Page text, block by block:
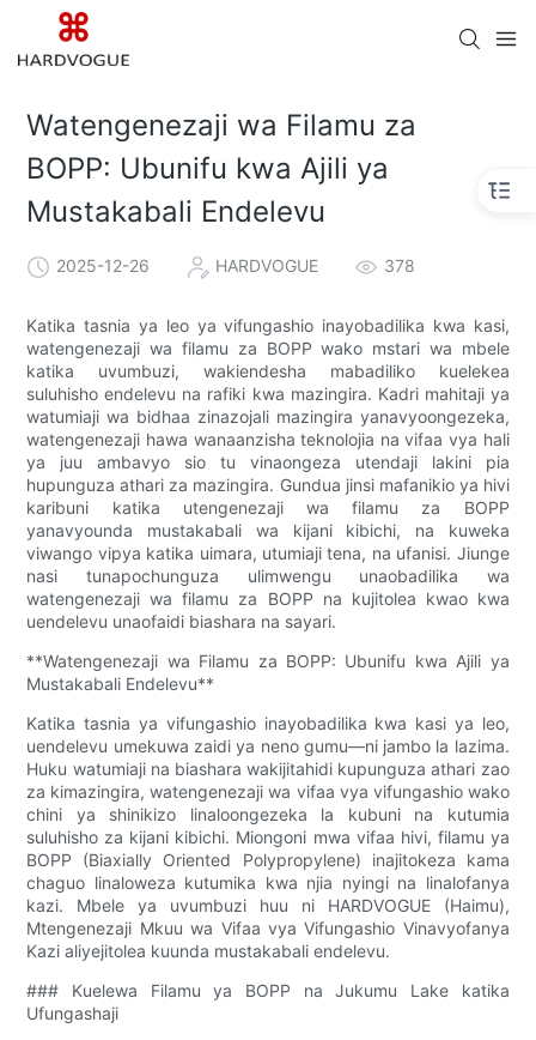
Watengenezaji wa Filamu za
BOPP: Ubunifu kwa Ajili ya
Mustakabali Endelevu
2025-12-26 HARDVOGUE 378
Katika tasnia ya leo ya vifungashio inayobadilika kwa kasi,
watengenezaji wa filamu za BOPP wako mstari wa mbele
katika uvumbuzi, wakiendesha mabadiliko kuelekea
suluhisho endelevu na rafiki kwa mazingira. Kadri mahitaji ya
watumiaji wa bidhaa zinazojali mazingira yanavyoongezeka,
watengenezaji hawa wanaanzisha teknolojia na vifaa vya hali
ya juu ambavyo sio tu vinaongeza utendaji lakini pia
hupunguza athari za mazingira. Gundua jinsi mafanikio ya hivi
karibuni katika utengenezaji wa filamu za BOPP
yanavyounda mustakabali wa kijani kibichi, na kuweka
viwango vipya katika uimara, utumiaji tena, na ufanisi. Jiunge
nasi tunapochunguza ulimwengu unaobadilika wa
watengenezaji wa filamu za BOPP na kujitolea kwao kwa
uendelevu unaofaidi biashara na sayari.
**Watengenezaji wa Filamu za BOPP: Ubunifu kwa Ajili ya
Mustakabali Endelevu**
Katika tasnia ya vifungashio inayobadilika kwa kasi ya leo,
uendelevu umekuwa zaidi ya neno gumu—ni jambo la lazima.
Huku watumiaji na biashara wakijitahidi kupunguza athari zao
za kimazingira, watengenezaji wa vifaa vya vifungashio wako
chini ya shinikizo linaloongezeka la kubuni na kutumia
suluhisho za kijani kibichi. Miongoni mwa vifaa hivi, filamu ya
BOPP (Biaxially Oriented Polypropylene) inajitokeza kama
chaguo linaloweza kutumika kwa njia nyingi na linalofanya
kazi. Mbele ya uvumbuzi huu ni HARDVOGUE (Haimu),
Mtengenezaji Mkuu wa Vifaa vya Vifungashio Vinavyofanya
Kazi aliyejitolea kuunda mustakabali endelevu.
### Kuelewa Filamu ya BOPP na Jukumu Lake katika
Ufungashaji